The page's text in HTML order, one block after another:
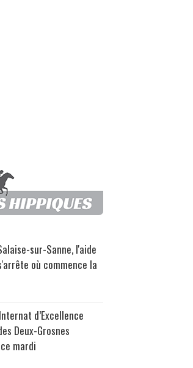
sur-Sanne, l'aide
où commence la
d’Excellence
Deux-Grosnes
mardi